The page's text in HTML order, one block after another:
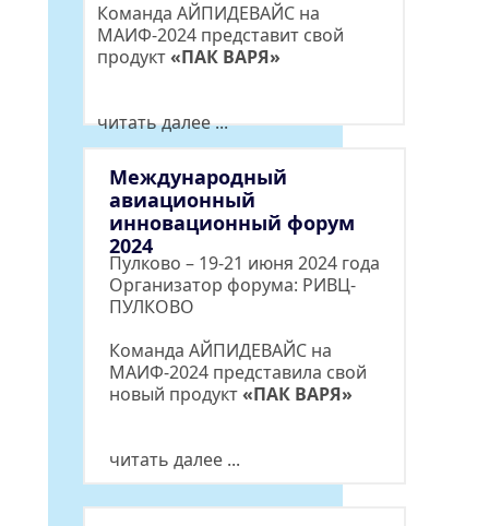
Международный
авиационный
инновационный форум
2024
Команда АЙПИДЕВАЙС на
МАИФ-2024 представит свой
продукт «ПАК ВАРЯ»
читать далее ...
Пулково – 19-21 июня 2024 года
Организатор форума: РИВЦ-
ПУЛКОВО
Команда АЙПИДЕВАЙС на
МАИФ-2024 представила свой
новый продукт «ПАК ВАРЯ»
читать далее ...